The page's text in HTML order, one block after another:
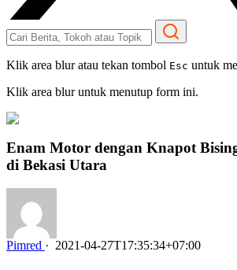
Klik area blur atau tekan tombol Esc untuk
Klik area blur untuk menutup form ini.
Enam Motor dengan Knapot
di Bekasi Utara
Pimred · 2021-04-27T17:35:34+07:00